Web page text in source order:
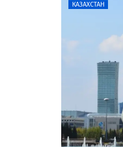
КАЗАХСТАН